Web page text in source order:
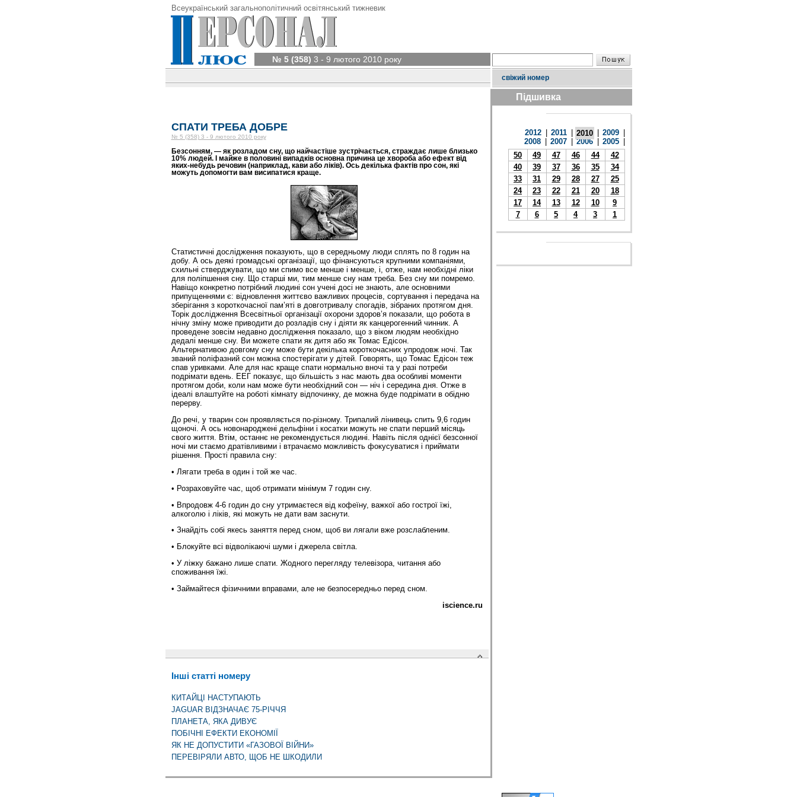
Всеукраїнський загальнополітичний освітянський тижневик
№ 5 (358) 3 - 9 лютого 2010 року
свіжий номер
СПАТИ ТРЕБА ДОБРЕ
№ 5 (358) 3 - 9 лютого 2010 року
Безсонням, — як розладом сну, що найчастіше зустрічається, страждає лише близько
10% людей. І майже в половині випадків основна причина це хвороба або ефект від
яких-небудь речовин (наприклад, кави або ліків). Ось декілька фактів про сон, які
можуть допомогти вам висипатися краще.
Статистичні дослідження показують, що в середньому люди сплять по 8 годин на
добу. А ось деякі громадські організації, що фінансуються крупними компаніями,
схильні стверджувати, що ми спимо все менше і менше, і, отже, нам необхідні ліки
для поліпшення сну. Що старші ми, тим менше сну нам треба. Без сну ми помремо.
Навіщо конкретно потрібний людині сон учені досі не знають, але основними
припущеннями є: відновлення життєво важливих процесів, сортування і передача на
зберігання з короткочасної пам’яті в довготривалу спогадів, зібраних протягом дня.
Торік дослідження Всесвітньої організації охорони здоров’я показали, що робота в
нічну зміну може приводити до розладів сну і діяти як канцерогенний чинник. А
проведене зов­сім недавно дослідження показало, що з віком людям необхідно
дедалі менше сну. Ви можете спати як дитя або як Томас Едісон.
Альтернативою довгому сну може бути декілька короткочасних упродовж ночі. Так
званий поліфазний сон можна спостерігати у дітей. Говорять, що Томас Едісон теж
спав уривками. Але для нас краще спати нормально вночі та у разі потреби
подрімати вдень. ЕЕГ показує, що більшість з нас мають два особливі моменти
протягом доби, коли нам може бути необхідний сон — ніч і середина дня. Отже в
ідеалі влаштуйте на роботі кімнату відпочинку, де можна буде подрімати в обідню
перерву.
До речі, у тварин сон проявляється по-різному. Трипалий лінивець спить 9,6 годин
щоночі. А ось новонароджені дельфіни і косатки можуть не спати перший місяць
свого життя. Втім, останнє не рекомендується людині. Навіть після однієї безсонної
ночі ми стаємо дратівливими і втрачаємо можливість фокусуватися і приймати
рішення. Прості правила сну:
• Лягати треба в один і той же час.
• Розраховуйте час, щоб отримати мінімум 7 годин сну.
• Впродовж 4-6 годин до сну утримаєтеся від кофеїну, важкої або гострої їжі,
алкоголю і ліків, які можуть не дати вам заснути.
• Знайдіть собі якесь заняття перед сном, щоб ви лягали вже розслабленим.
• Блокуйте всі відволікаючі шуми і джерела світла.
• У ліжку бажано лише спати. Жодного перегляду телевізора, читання або
споживання їжі.
• Займайтеся фізичними вправами, але не безпосередньо перед сном.
iscience.ru
Інші статті номеру
КИТАЙЦІ НАСТУПАЮТЬ
JAGUAR ВІДЗНАЧАЄ 75-РІЧЧЯ
ПЛАНЕТА, ЯКА ДИВУЄ
ПОБІЧНІ ЕФЕКТИ ЕКОНОМІЇ
ЯК НЕ ДОПУСТИТИ «ГАЗОВОЇ ВІЙНИ»
ПЕРЕВІРЯЛИ АВТО, ЩОБ НЕ ШКОДИЛИ
Підшивка
2012 2011 2010 2009
2008
2007 2006 2005
50
49 47 46 44
42
40
39 37 36 35
34
33
31 29 28 27
25
24
23 22 21 20
18
17
14 13 12 10
9
7
6 5 4 3 1